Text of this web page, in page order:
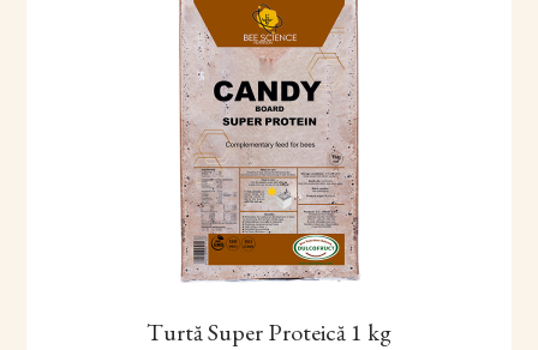
Turtă Super Proteică 1 kg